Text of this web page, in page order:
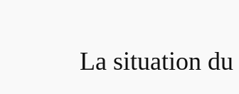
La situation